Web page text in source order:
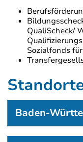
QualiScheck/
Sozialfonds
Baden-